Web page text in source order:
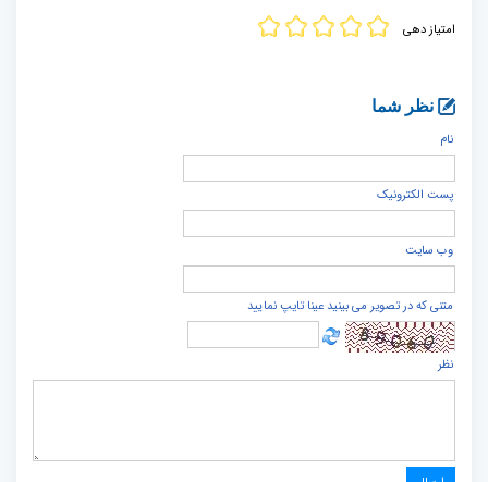
امتیاز دهی
نظر شما
نام
پست الكترونيک
وب سایت
متنی که در تصویر می بینید عینا تایپ نمایید
نظر